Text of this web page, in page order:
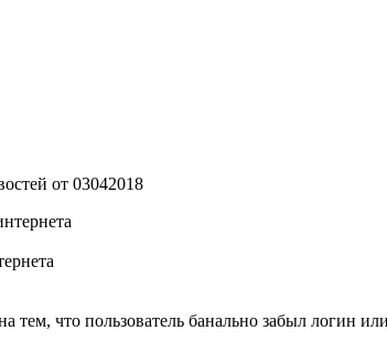
что пользователь банально забыл логин